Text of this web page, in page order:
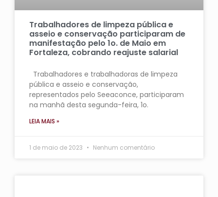
Trabalhadores de limpeza pública e
asseio e conservação participaram de
manifestação pelo 1o. de Maio em
Fortaleza, cobrando reajuste salarial
Trabalhadores e trabalhadoras de limpeza
pública e asseio e conservação,
representados pelo Seeaconce, participaram
na manhã desta segunda-feira, 1o.
LEIA MAIS »
1 de maio de 2023 Nenhum comentário